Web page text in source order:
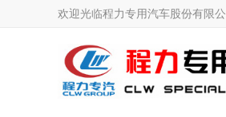
欢迎光临程力专用汽车股份有限